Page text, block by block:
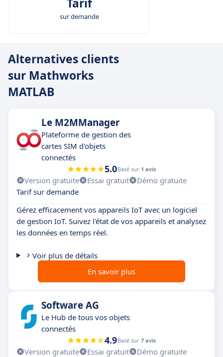
sur demande
Alternatives clients
sur Mathworks
MATLAB
Le M2MManager
Plateforme de gestion des
cartes SIM d'objets
connectés
5.0Basé sur 1 avis
Version gratuite Essai gratuit
Démo gratuite
Tarif sur demande
Gérez efficacement vos appareils IoT avec un logiciel
de gestion IoT. Suivez l'état de vos appareils et analysez
les données en temps réel.
Voir plus de détails
En savoir plus
Software AG
Le Hub de tous vos objets
connectés
4.9Basé sur 7 avis
Version gratuite Essai gratuit
Démo gratuite